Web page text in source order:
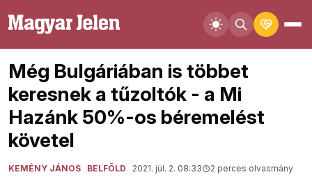
Még Bulgáriában is többet
keresnek a tűzoltók - a Mi
Hazánk 50%-os béremelést
követel
KEMÉNY JÁNOS BELFÖLD 2021. júl. 2. 08:33 2 perces olvasmány